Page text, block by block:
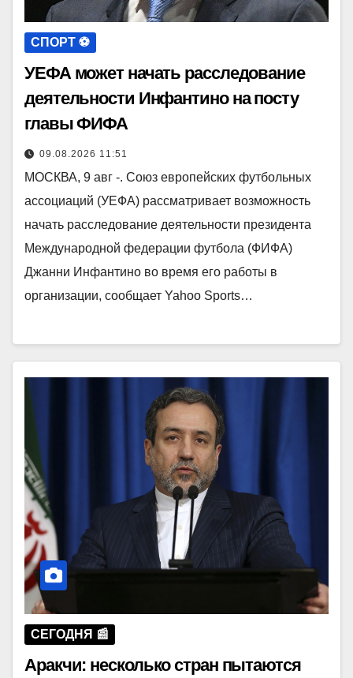
СПОРТ ⚽️
УЕФА может начать расследование
деятельности Инфантино на посту
главы ФИФА
09.08.2026 11:51
МОСКВА, 9 авг -. Союз европейских футбольных
ассоциаций (УЕФА) рассматривает возможность
начать расследование деятельности президента
Международной федерации футбола (ФИФА)
Джанни Инфантино во время его работы в
организации, сообщает Yahoo Sports…
СЕГОДНЯ 📰
Аракчи: несколько стран пытаются